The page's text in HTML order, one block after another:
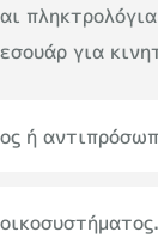
πληκτρολόγια
για